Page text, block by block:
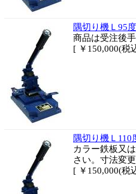
隅切り機Ｌ95
商品は受注後
[ ￥150,000(税
隅切り機Ｌ110
カラー鉄板又
さい。寸法変
[ ￥150,000(税